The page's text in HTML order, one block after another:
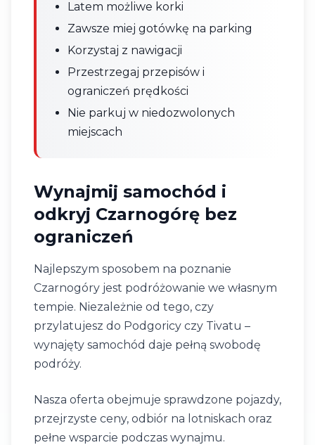
Latem możliwe korki
Zawsze miej gotówkę na parking
Korzystaj z nawigacji
Przestrzegaj przepisów i
ograniczeń prędkości
Nie parkuj w niedozwolonych
miejscach
Wynajmij samochód i
odkryj Czarnogórę bez
ograniczeń
Najlepszym sposobem na poznanie
Czarnogóry jest podróżowanie we własnym
tempie. Niezależnie od tego, czy
przylatujesz do Podgoricy czy Tivatu –
wynajęty samochód daje pełną swobodę
podróży.
Nasza oferta obejmuje sprawdzone pojazdy,
przejrzyste ceny, odbiór na lotniskach oraz
pełne wsparcie podczas wynajmu.